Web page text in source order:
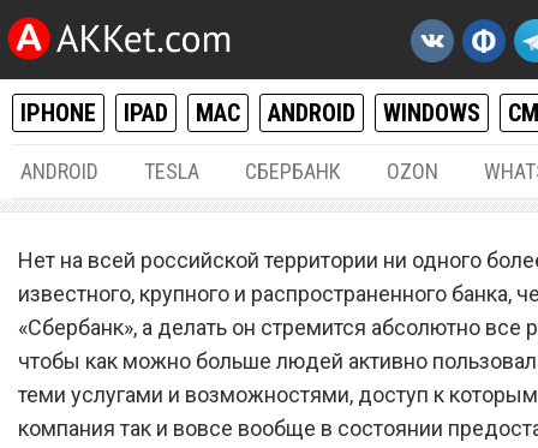
IPHONE IPAD MAC ANDROID WINDOWS
ANDROID TESLA СБЕРБАНК OZON
«Сбербанк» запретил
снятие наличных с
карт
Нет на всей российской территории ни одного
известного, крупного и распространенного банка,
«Сбербанк», а делать он стремится абсолютно все
чтобы как можно больше людей активно
теми услугами и возможностями, доступ к которым
компания так и вовсе вообще в состоянии